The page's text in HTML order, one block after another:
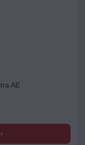
AE